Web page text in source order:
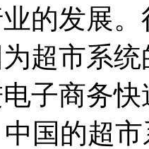
的发展
超市系
子商务
国的超